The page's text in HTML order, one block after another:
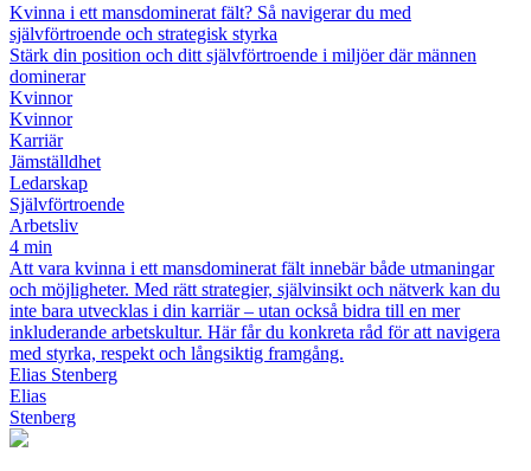
Kvinna i ett mansdominerat fält? Så navigerar du med
självförtroende och strategisk styrka
Stärk din position och ditt självförtroende i miljöer där männen
dominerar
Kvinnor
Kvinnor
Karriär
Jämställdhet
Ledarskap
Självförtroende
Arbetsliv
4 min
Att vara kvinna i ett mansdominerat fält innebär både utmaningar
och möjligheter. Med rätt strategier, självinsikt och nätverk kan du
inte bara utvecklas i din karriär – utan också bidra till en mer
inkluderande arbetskultur. Här får du konkreta råd för att navigera
med styrka, respekt och långsiktig framgång.
Elias Stenberg
Elias
Stenberg